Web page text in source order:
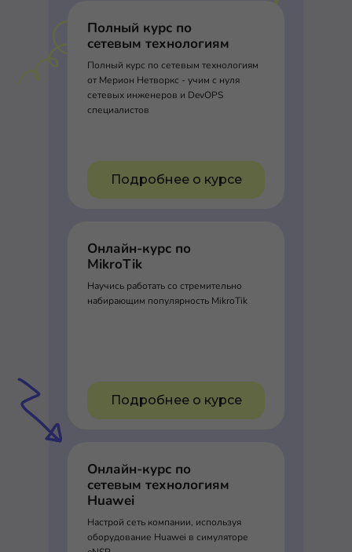
Полный курс по
сетевым технологиям
Полный курс по сетевым технологиям
от Мерион Нетворкс - учим с нуля
сетевых инженеров и DevOPS
специалистов
Подробнее о курсе
Онлайн-курс по
MikroTik
Научись работать со стремительно
набирающим популярность MikroTik
Подробнее о курсе
Онлайн-курс по
сетевым технологиям
Huawei
Настрой сеть компании, используя
оборудование Huawei в симуляторе